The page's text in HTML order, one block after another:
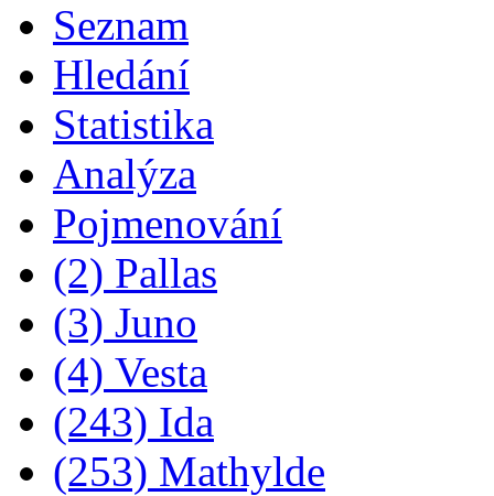
Seznam
Hledání
Statistika
Analýza
Pojmenování
(2) Pallas
(3) Juno
(4) Vesta
(243) Ida
(253) Mathylde